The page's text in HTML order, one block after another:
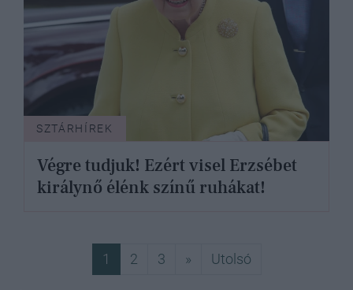
SZTÁRHÍREK
Végre tudjuk! Ezért visel Erzsébet
királynő élénk színű ruhákat!
1 2 3 »Következő
UtolsóUtolsó